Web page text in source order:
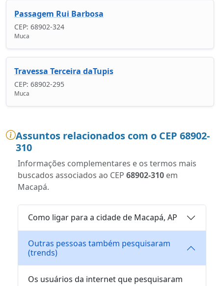
Passagem Rui Barbosa
CEP: 68902-324
Muca
Travessa Terceira daTupis
CEP: 68902-295
Muca
Assuntos relacionados com o CEP 68902-
310
Informações complementares e os termos mais
buscados associados ao CEP 68902-310 em
Macapá.
Como ligar para a cidade de Macapá, AP
Outras pessoas também pesquisaram
(trends)
Os usuários da internet que pesquisaram